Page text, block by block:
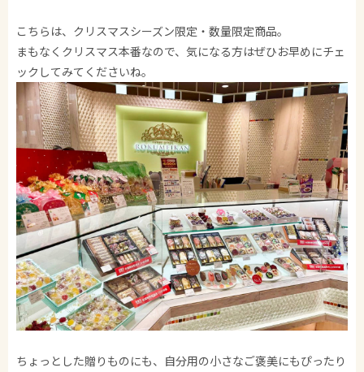
こちらは、クリスマスシーズン限定・数量限定商品。
まもなくクリスマス本番なので、気になる方はぜひお早めにチェ
ックしてみてくださいね。
ちょっとした贈りものにも、自分用の小さなご褒美にもぴったり